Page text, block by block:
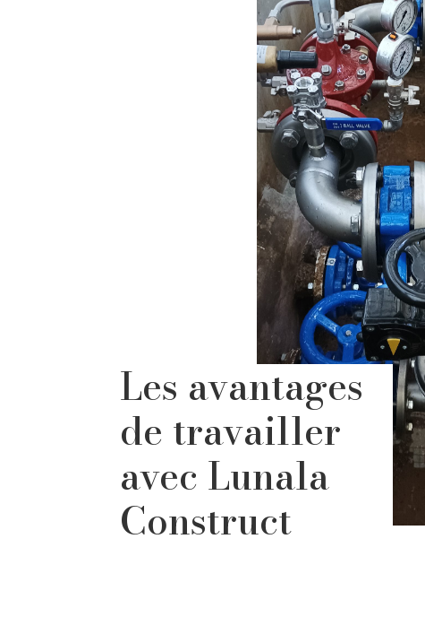
Les avantages
de travailler
avec Lunala
Construct